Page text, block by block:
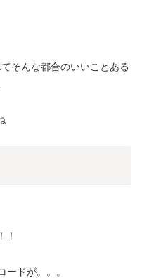
そんな都合のいいことある
！
ードが。。。